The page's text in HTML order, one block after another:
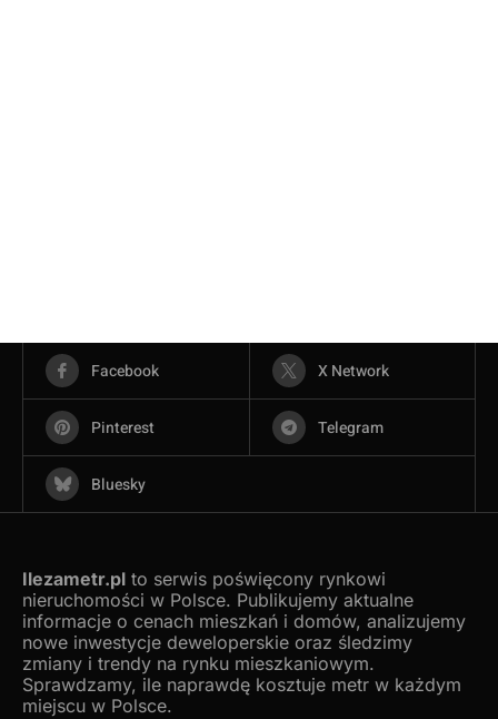
Facebook X Network
Pinterest Telegram
Bluesky
Ilezametr.pl to serwis poświęcony rynkowi
nieruchomości w Polsce. Publikujemy aktualne
informacje o cenach mieszkań i domów, analizujemy
nowe inwestycje deweloperskie oraz śledzimy
zmiany i trendy na rynku mieszkaniowym.
Sprawdzamy, ile naprawdę kosztuje metr w każdym
miejscu w Polsce.